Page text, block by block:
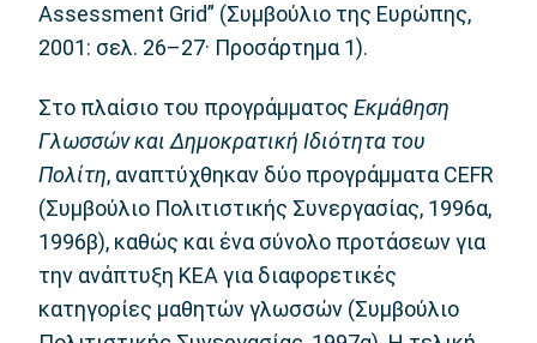
Assessment Grid” (Συμβούλιο της Ευρώπης,
2001: σελ. 26–27· Προσάρτημα 1).
Στο πλαίσιο του προγράμματοςΕκμάθηση
Γλωσσών και Δημοκρατική Ιδιότητα του
Πολίτη, αναπτύχθηκαν δύο προγράμματα CEFR
(Συμβούλιο Πολιτιστικής Συνεργασίας, 1996α,
1996β), καθώς και ένα σύνολο προτάσεων για
την ανάπτυξη ΚΕΑ για διαφορετικές
κατηγορίες μαθητών γλωσσών (Συμβούλιο